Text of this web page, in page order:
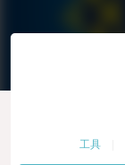
工具